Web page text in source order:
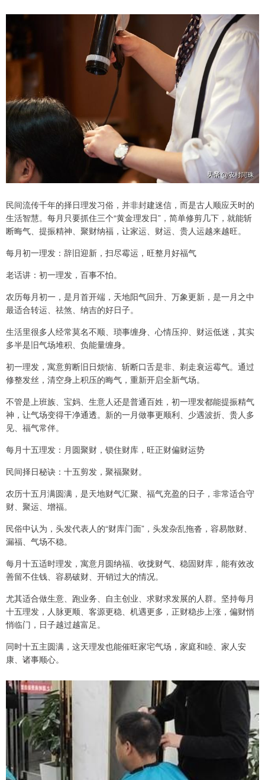
民间流传千年的择日理发习俗，并非封建迷信，而是古人顺应天时的
生活智慧。每月只要抓住三个“黄金理发日”，简单修剪几下，就能斩
断晦气、提振精神、聚财纳福，让家运、财运、贵人运越来越旺。
每月初一理发：辞旧迎新，扫尽霉运，旺整月好福气
老话讲：初一理发，百事不怕。
农历每月初一，是月首开端，天地阳气回升、万象更新，是一月之中
最适合转运、祛煞、纳吉的好日子。
生活里很多人经常莫名不顺、琐事缠身、心情压抑、财运低迷，其实
多半是旧气场堆积、负能量缠身。
初一理发，寓意剪断旧日烦恼、斩断口舌是非、剃走衰运霉气。通过
修整发丝，清空身上积压的晦气，重新开启全新气场。
不管是上班族、宝妈、生意人还是普通百姓，初一理发都能提振精气
神，让气场变得干净通透。新的一月做事更顺利、少遇波折、贵人多
见、福气常伴。
每月十五理发：月圆聚财，锁住财库，旺正财偏财运势
民间择日秘诀：十五剪发，聚福聚财。
农历十五月满圆满，是天地财气汇聚、福气充盈的日子，非常适合守
财、聚运、增福。
民俗中认为，头发代表人的“财库门面”，头发杂乱拖沓，容易散财、
漏福、气场不稳。
每月十五适时理发，寓意月圆纳福、收拢财气、稳固财库，能有效改
善留不住钱、容易破财、开销过大的情况。
尤其适合做生意、跑业务、自主创业、求财求发展的人群。坚持每月
十五理发，人脉更顺、客源更稳、机遇更多，正财稳步上涨，偏财悄
悄临门，日子越过越富足。
同时十五主圆满，这天理发也能催旺家宅气场，家庭和睦、家人安
康、诸事顺心。